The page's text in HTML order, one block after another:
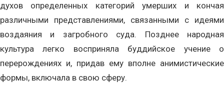
духов определенных категорий умерших и кончая
различными представлениями, связанными с идеями
воздаяния и загробного суда. Позднее народная
культура легко восприняла буддийское учение о
перерождениях и, придав ему вполне анимистические
формы, включала в свою сферу.